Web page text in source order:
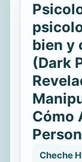
bien y
(Dark
Cómo
Cheche